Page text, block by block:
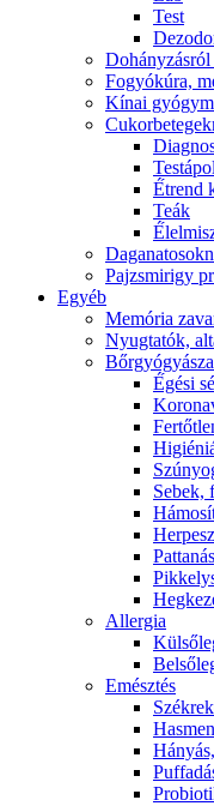
Test
Fogyókúra,
Kínai
É́trend
Teák
Pajzsmirigy
Egyéb
Memória
Nyugtatók,
É́gési
Sebek,
Herpesz
Allergia
Emésztés